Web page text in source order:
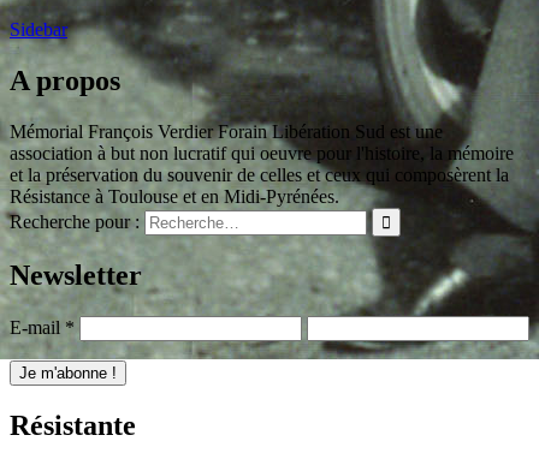
Sidebar
A propos
Mémorial François Verdier Forain Libération Sud est une
association à but non lucratif qui oeuvre pour l'histoire, la mémoire
et la préservation du souvenir de celles et ceux qui composèrent la
Résistance à Toulouse et en Midi-Pyrénées.
Recherche pour :
Newsletter
E-mail *
Résistante